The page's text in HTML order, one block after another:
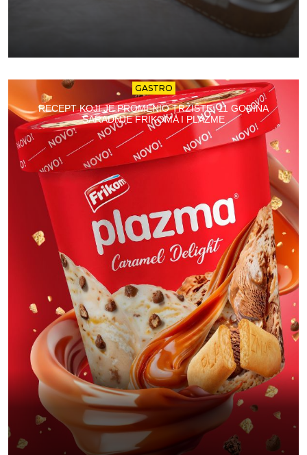
GASTRO
RECEPT KOJI JE PROMENIO TRŽIŠTE: 11 GODINA
SARADNJE FRIKOMA I PLAZME